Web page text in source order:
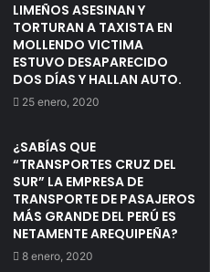
LIMEÑOS ASESINAN Y
TORTURAN A TAXISTA EN
MOLLENDO VICTIMA
ESTUVO DESAPARECIDO
DOS DÍAS Y HALLAN AUTO.
25 enero, 2020
¿SABÍAS QUE
“TRANSPORTES CRUZ DEL
SUR” LA EMPRESA DE
TRANSPORTE DE PASAJEROS
MÁS GRANDE DEL PERÚ ES
NETAMENTE AREQUIPEÑA?
8 enero, 2020